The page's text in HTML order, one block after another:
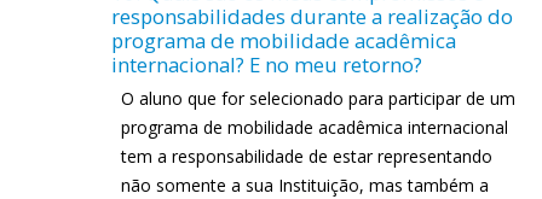
responsabilidades durante a realização do
programa de mobilidade acadêmica
internacional? E no meu retorno?
O aluno que for selecionado para participar de um
programa de mobilidade acadêmica internacional
tem a responsabilidade de estar representando
não somente a sua Instituição, mas também a